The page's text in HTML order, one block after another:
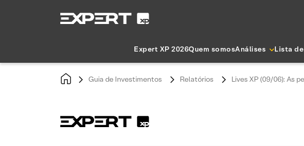
Expert XP 2026Quem somosAnálises Lista
Guia de Investimentos Relatórios Lives XP (09/06): As